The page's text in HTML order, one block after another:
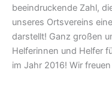
beeindruckende Zahl,
unseres Ortsvereins
darstellt! Ganz großen
Helferinnen und Helfer
im Jahr 2016! Wir